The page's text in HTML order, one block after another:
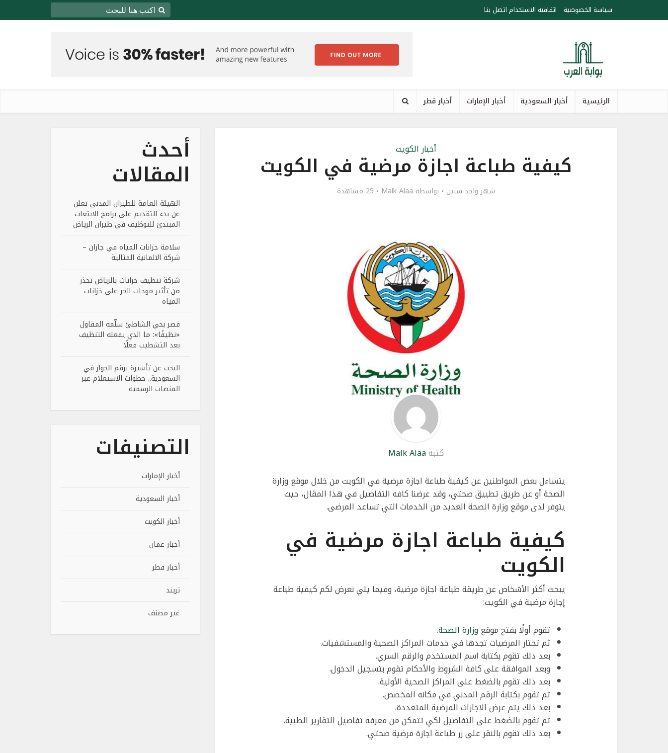
سياسة الخصوصية اتفاقية الاستخدام اتصل بنا
الرئيسية أخبار السعودية أخبار الإمارات أخبار قطر
أحدث
المقالات
الهيئة العامة للطيران المدني تعلن
عن بدء التقديم على برامج الابتعاث
المبتدئ للتوظيف في طيران الرياض
سلامة خزانات المياه في جازان –
شركة الالمانية المثالية
شركة تنظيف خزانات بالرياض تحذر
من تأثير موجات الحر على خزانات
المياه
قصر بحي الشاطئ سلّمه المقاول
«نظيفًا»: ما الذي يفعله التنظيف
بعد التشطيب فعلًا
البحث عن تأشيرة برقم الجواز في
السعودية.. خطوات الاستعلام عبر
المنصات الرسمية
التصنيفات
أخبار الإمارات
أخبار السعودية
أخبار الكويت
أخبار عمان
أخبار قطر
تريند
غير مصنف
أخبار الكويت
كيفية طباعة اجازة مرضية في الكويت
شهر واحد سنين بواسطة Malk Alaa 25 مشاهدة
كتبهMalk Alaa
يتساءل بعض المواطنين عن كيفية طباعة اجازة مرضية في الكويت من خلال موقع وزارة
الصحة أو عن طريق تطبيق صحتي، وقد عرضنا كافه التفاصيل في هذا المقال، حيث
يتوفر لدى موقع وزارة الصحة العديد من الخدمات التي تساعد المرضى.
كيفية طباعة اجازة مرضية في
الكويت
يبحث أكثر الأشخاص عن طريقة طباعة اجازة مرضية، وفيما يلي نعرض لكم كيفية طباعة
إجازة مرضية في الكويت:
تقوم أولًا بفتح موقع وزارة الصحة.
ثم تختار المرضيات تجدها في خدمات المراكز الصحية والمستشفيات.
بعد ذلك تقوم بكتابة اسم المستخدم والرقم السري.
وبعد الموافقة على كافة الشروط والأحكام تقوم بتسجيل الدخول.
بعد ذلك تقوم بالضغط على المراكز الصحية الأولية.
ثم تقوم بكتابة الرقم المدني في مكانه المخصص.
بعد ذلك يتم عرض الاجازات المرضية المتعددة.
ثم تقوم بالضغط على التفاصيل لكي تتمكن من معرفه تفاصيل التقارير الطبية.
بعد ذلك تقوم بالنقر على زر طباعة اجازة مرضية صحتي.